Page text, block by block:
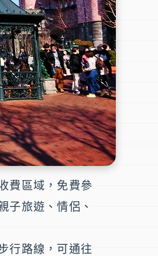
費區域，免費參
子旅遊、情侶、
行路線，可通往